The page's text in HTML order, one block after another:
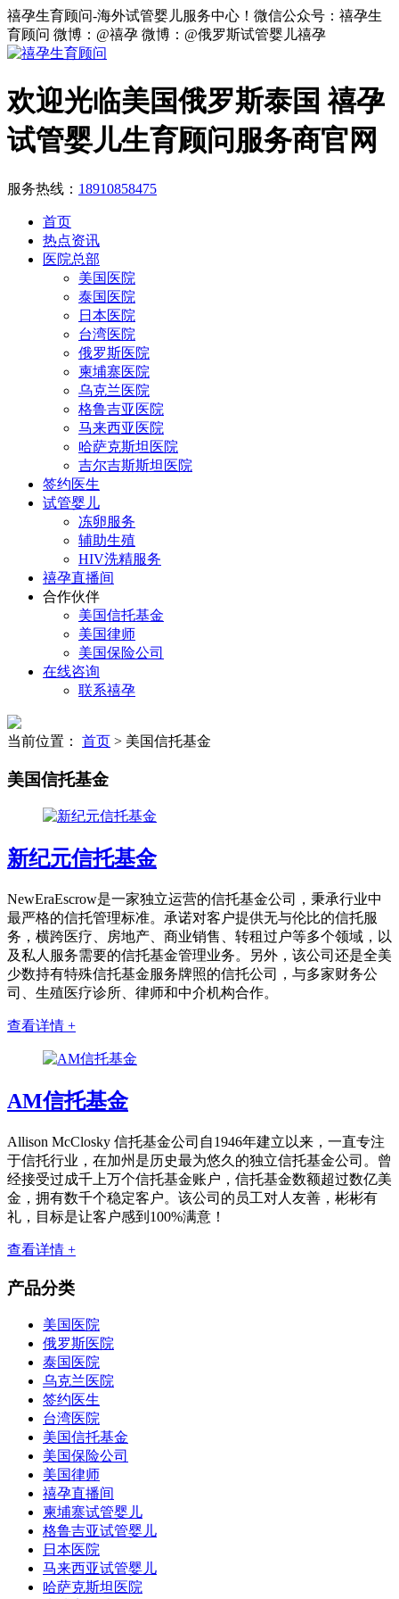
禧孕生育顾问-海外试管婴儿服务中心！微信公众号：禧孕生
育顾问 微博：@禧孕 微博：@俄罗斯试管婴儿禧孕
欢迎光临美国俄罗斯泰国 禧孕
试管婴儿生育顾问服务商官网
服务热线： 18910858475
首页
热点资讯
医院总部
美国医院
泰国医院
日本医院
台湾医院
俄罗斯医院
柬埔寨医院
乌克兰医院
格鲁吉亚医院
马来西亚医院
哈萨克斯坦医院
吉尔吉斯斯坦医院
签约医生
试管婴儿
冻卵服务
辅助生殖
HIV洗精服务
禧孕直播间
合作伙伴
美国信托基金
美国律师
美国保险公司
在线咨询
联系禧孕
当前位置： 首页 > 美国信托基金
美国信托基金
新纪元信托基金
NewEraEscrow是一家独立运营的信托基金公司，秉承行业中
最严格的信托管理标准。承诺对客户提供无与伦比的信托服
务，横跨医疗、房地产、商业销售、转租过户等多个领域，以
及私人服务需要的信托基金管理业务。另外，该公司还是全美
少数持有特殊信托基金服务牌照的信托公司，与多家财务公
司、生殖医疗诊所、律师和中介机构合作。
查看详情 +
AM信托基金
Allison McClosky 信托基金公司自1946年建立以来，一直专注
于信托行业，在加州是历史最为悠久的独立信托基金公司。曾
经接受过成千上万个信托基金账户，信托基金数额超过数亿美
金，拥有数千个稳定客户。该公司的员工对人友善，彬彬有
礼，目标是让客户感到100%满意！
查看详情 +
产品分类
美国医院
俄罗斯医院
泰国医院
乌克兰医院
签约医生
台湾医院
美国信托基金
美国保险公司
美国律师
禧孕直播间
柬埔寨试管婴儿
格鲁吉亚试管婴儿
日本医院
马来西亚试管婴儿
哈萨克斯坦医院